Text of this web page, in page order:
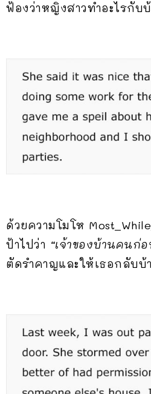
ฟ้องว่าหญิงสาวทำอะไรกับ
ด้วยความโมโห
ป้าไปว่า “เจ้าของบ้านคนก่
ตัดรำคาญและให้เธอกลับบ้